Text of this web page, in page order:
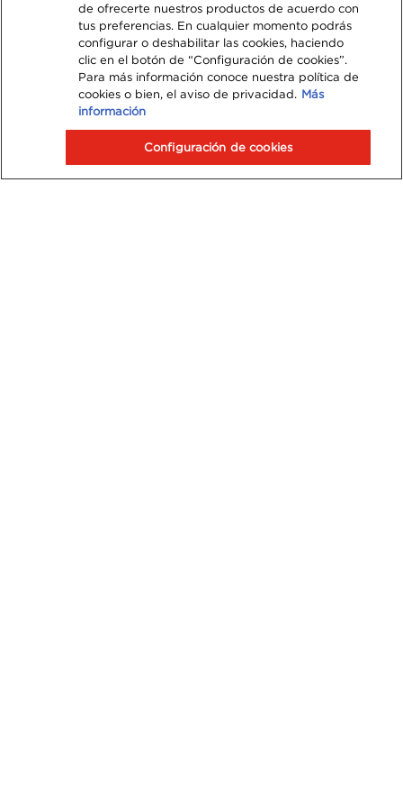
de ofrecerte nuestros productos de acuerdo con
tus preferencias. En cualquier momento podrás
configurar o deshabilitar las cookies, haciendo
clic en el botón de “Configuración de cookies”.
Para más información conoce nuestra política de
cookies o bien, el aviso de privacidad. Más
información
Configuración de cookies